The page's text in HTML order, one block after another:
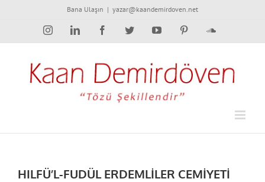
Bana Ulaşın | yazar@kaandemirdoven.net
InstagramLinkedIn FacebookTwitterYouTube PinterestSoundCloud
HILFÜ’L-FUDÜL ERDEMLİLER CEMİYETİ